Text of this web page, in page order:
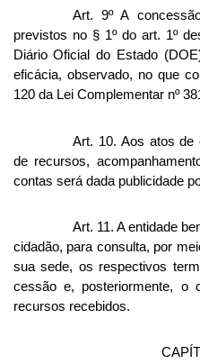
Art. 9º A
previstos no § 1º do art. 1º
Diário Oficial do Estado
eficácia, observado, no que
120 da Lei Complementar nº
Art. 10. Aos atos de
de recursos,
contas será dada publicidade
Art. 11. A entidade
cidadão, para consulta, por
sua sede, os respectivos
cessão e, posteriormente, o
recursos recebidos.